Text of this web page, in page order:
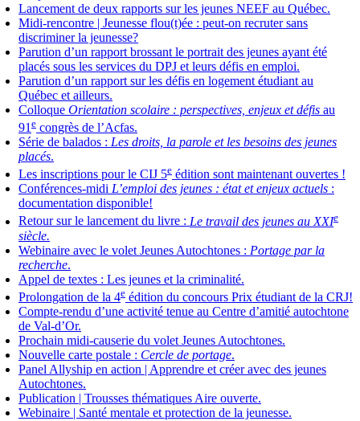
Lancement de deux rapports sur les jeunes NEEF au Québec.
Midi-rencontre | Jeunesse flou(t)ée : peut-on recruter sans
discriminer la jeunesse?
Parution d’un rapport brossant le portrait des jeunes ayant été
placés sous les services du DPJ et leurs défis en emploi.
Parution d’un rapport sur les défis en logement étudiant au
Québec et ailleurs.
Colloque Orientation scolaire : perspectives, enjeux et défis au
91 e congrès de l’Acfas.
Série de balados : Les droits, la parole et les besoins des jeunes
placés.
Les inscriptions pour le CIJ 5e édition sont maintenant ouvertes !
Conférences-midi L’emploi des jeunes : état et enjeux actuels :
documentation disponible!
Retour sur le lancement du livre : Le travail des jeunes au XXIe
siècle.
Webinaire avec le volet Jeunes Autochtones : Portage par la
recherche.
Appel de textes : Les jeunes et la criminalité.
Prolongation de la 4e édition du concours Prix étudiant de la CRJ!
Compte-rendu d’une activité tenue au Centre d’amitié autochtone
de Val-d’Or.
Prochain midi-causerie du volet Jeunes Autochtones.
Nouvelle carte postale : Cercle de portage.
Panel Allyship en action | Apprendre et créer avec des jeunes
Autochtones.
Publication | Trousses thématiques Aire ouverte.
Webinaire | Santé mentale et protection de la jeunesse.